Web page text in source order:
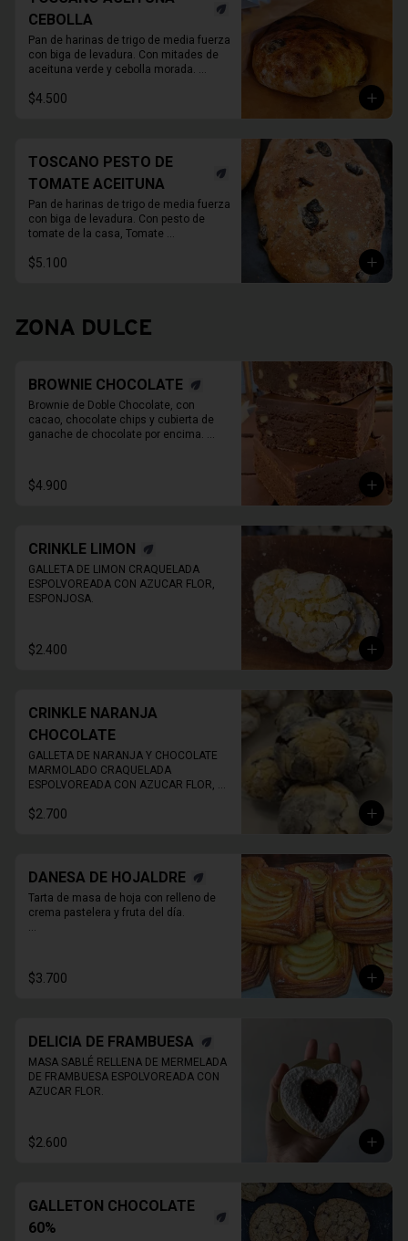
CEBOLLA
Pan de harinas de trigo de media fuerza
con biga de levadura. Con mitades de
aceituna verde y cebolla morada.
$4.500
TOSCANO PESTO DE
TOMATE ACEITUNA
Pan de harinas de trigo de media fuerza
con biga de levadura. Con pesto de
tomate de la casa, Tomate
de oliva, y aceitunas verdes.
$5.100
ZONA DULCE
BROWNIE CHOCOLATE
Brownie de Doble Chocolate, con
cacao, chocolate chips y cubierta de
ganache de chocolate por encima.
$4.900
CRINKLE LIMON
GALLETA DE LIMON CRAQUELADA
ESPOLVOREADA CON AZUCAR FLOR,
ESPONJOSA.
$2.400
CRINKLE NARANJA
CHOCOLATE
GALLETA DE NARANJA Y CHOCOLATE
MARMOLADO CRAQUELADA
ESPOLVOREADA CON AZUCAR FLOR,
$2.700
DANESA DE HOJALDRE
Tarta de masa de hoja con relleno de
crema pastelera y fruta del día.
despacho*
** FOTO  REFERENCIAL
$3.700
DELICIA DE FRAMBUESA
MASA SABLÉ RELLENA DE MERMELADA
DE FRAMBUESA ESPOLVOREADA CON
AZUCAR FLOR.
$2.600
GALLETON CHOCOLATE
60%